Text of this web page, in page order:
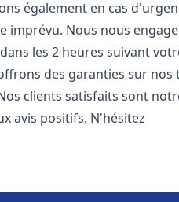
également en cas
imprévu. Nous nous
les 2 heures suivant
des garanties sur
clients satisfaits sont
avis positifs. N'hésitez